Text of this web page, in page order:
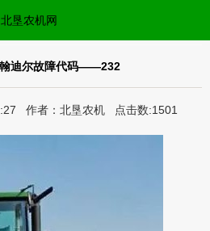
北垦农机网
翰迪尔故障代码——232
作者：北垦农机 点击数:1501